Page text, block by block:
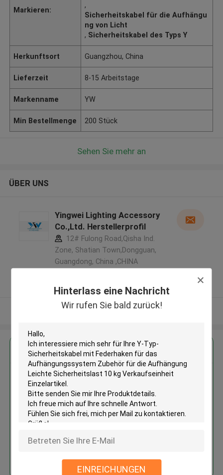
Hinterlass eine Nachricht
Wir rufen Sie bald zurück!
EINREICHUNGEN
Markieren:
,
Sicherheitskabel für die Aufhängu
ng von Licht
, Sicherheitskabel des Typs Y
Herkunftsort Guangzhou, China
Lieferzeit 8-15 Arbeitstage
Markenname YW
Min Bestellmenge 200 Stück
Sehen Sie mehr an
ÜBER UNS
Yingwei Lighting Accessory
Co.,Ltd. Herstellerprofil
12# Fulong Road,Qisha Ind.
Zone, Shatian Town,Dongguan,
Guangdong, China ,CHINA
Sehen Sie mehr an
Erhalten Sie den besten Preis für
Y-Typ-Sicherheitskabel mit
Federhaken für das
Aufhängungssystem Zubehör
für die Aufhängung Leichte
Verkaufseinheit Einzelartikel